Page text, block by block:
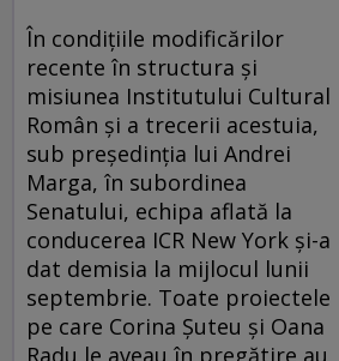
În condiţiile modificărilor
recente în structura şi
misiunea Institutului Cultural
Român şi a trecerii acestuia,
sub preşedinţia lui Andrei
Marga, în subordinea
Senatului, echipa aflată la
conducerea ICR New York şi-a
dat demisia la mijlocul lunii
septembrie. Toate proiectele
pe care Corina Şuteu şi Oana
Radu le aveau în pregătire au